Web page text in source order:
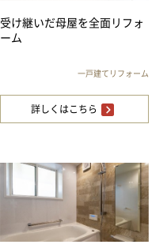
受け継いだ母屋を全面リフォ
ーム
一戸建てリフォーム
詳しくはこちら